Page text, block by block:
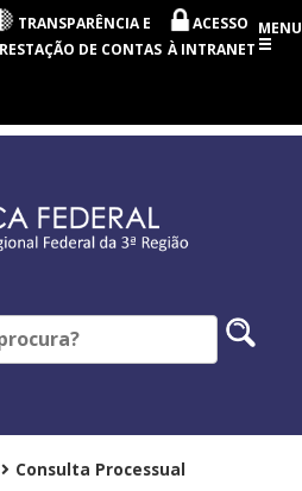
TRANSPARÊNCIA E
DE CONTAS
ACESSO
À INTRANET
MENU
Consulta Processual